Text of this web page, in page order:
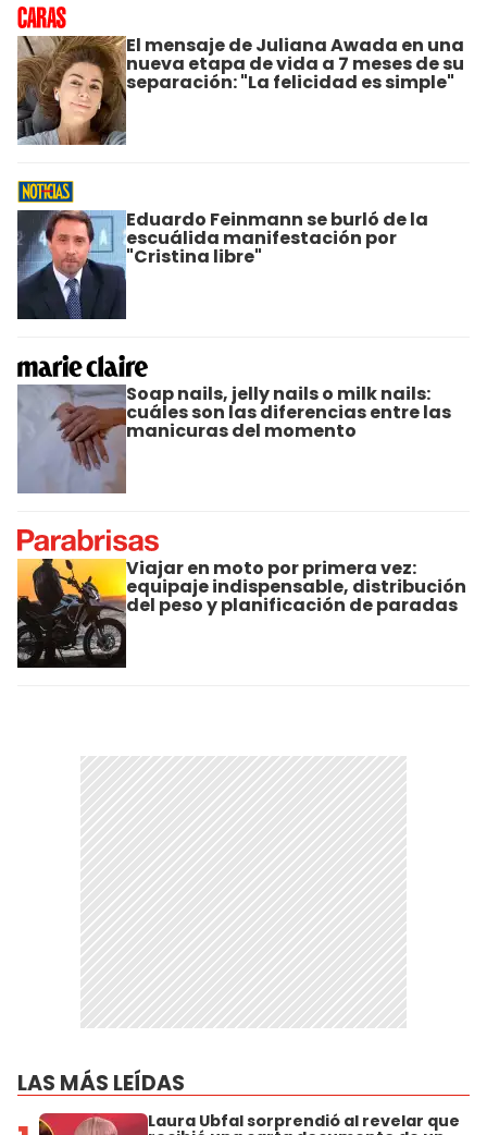
El mensaje de Juliana Awada en una
nueva etapa de vida a 7 meses de su
separación: "La felicidad es simple"
Eduardo Feinmann se burló de la
escuálida manifestación por
"Cristina libre"
Soap nails, jelly nails o milk nails:
cuáles son las diferencias entre las
manicuras del momento
Viajar en moto por primera vez:
equipaje indispensable, distribución
del peso y planificación de paradas
LAS MÁS LEÍDAS
Laura Ubfal sorprendió al revelar que